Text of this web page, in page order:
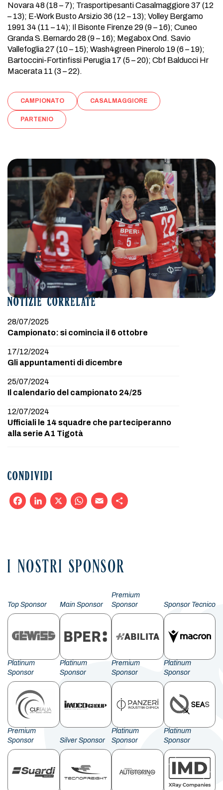
NOTIZIE CORRELATE
28/07/2025
Campionato: si comincia il 6 ottobre
17/12/2024
Gli appuntamenti di dicembre
25/07/2024
Il calendario del campionato 24/25
12/07/2024
Ufficiali le 14 squadre che parteciperanno
alla serie A1 Tigotà
CONDIVIDI
Novara 48 (18 – 7); Trasportipesanti Casalmaggiore 37 (12
– 13); E-Work Busto Arsizio 36 (12 – 13); Volley Bergamo
1991 34 (11 – 14); Il Bisonte Firenze 29 (9 – 16); Cuneo
Granda S.Bernardo 28 (9 – 16); Megabox Ond. Savio
Vallefoglia 27 (10 – 15); Wash4green Pinerolo 19 (6 – 19);
Bartoccini-Fortinfissi Perugia 17 (5 – 20); Cbf Balducci Hr
Macerata 11 (3 – 22).
CAMPIONATO CASALMAGGIORE
PARTENIO
I NOSTRI SPONSOR
Top Sponsor Main Sponsor
Premium
Sponsor
Sponsor Tecnico
Platinum
Sponsor
Platinum
Sponsor
Premium
Sponsor
Platinum
Sponsor
Premium
Sponsor
Silver Sponsor
Platinum
Sponsor
Platinum
Sponsor